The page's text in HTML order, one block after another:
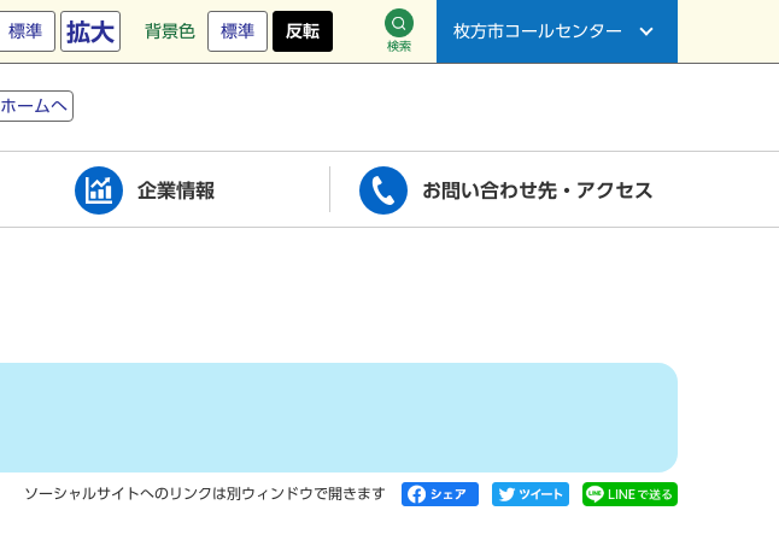
標準 拡大 背景色 標準 反転
検索
枚方市コールセンター
ホームへ
企業情報 お問い合わせ先・アクセス
ソーシャルサイトへのリンクは別ウィンドウで開きます